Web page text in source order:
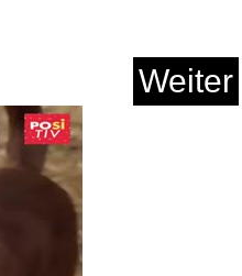
Weiter